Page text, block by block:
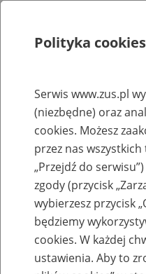
Rejestry, ewidencje i archiwa
Baza
Nazwa zakładu pracy:
Polityka cookies
Serwis www.zus.pl
(niezbędne) oraz
cookies. Możesz
przez nas
„Przejdź do
zgody (przycisk
wybierzesz przycisk
będziemy
cookies. W każdej
ustawienia. Aby to